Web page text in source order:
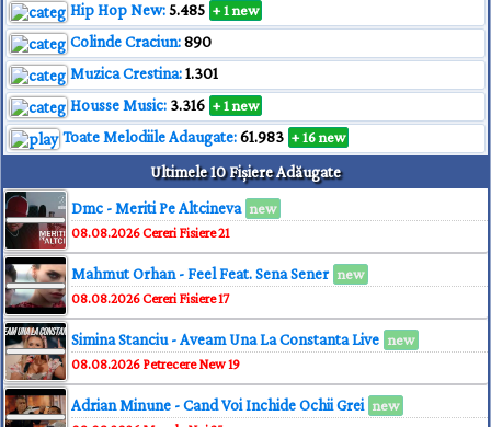
Hip Hop New:5.485 + 1 new
Colinde Craciun:890
Muzica Crestina:1.301
Housse Music: 3.316 + 1 new
Toate Melodiile Adaugate:61.983 + 16 new
Ultimele 10 Fișiere Adăugate
Dmc - Meriti Pe Altcineva new
08.08.2026Cereri Fisiere21
Mahmut Orhan - Feel Feat. Sena Sener new
08.08.2026Cereri Fisiere17
Simina Stanciu - Aveam Una La Constanta Live new
08.08.2026 Petrecere New19
Adrian Minune - Cand Voi Inchide Ochii Grei new